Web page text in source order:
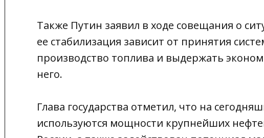
Также Путин заявил в ходе совещания о
ее стабилизация зависит от принятия
производство топлива и выдержать
него.
Глава государства отметил, что на
используются мощности крупнейших